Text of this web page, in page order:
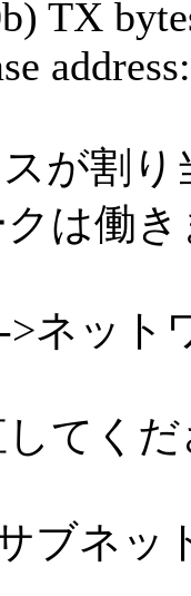
TX
が割
は働
>ネット
てく
ブネッ